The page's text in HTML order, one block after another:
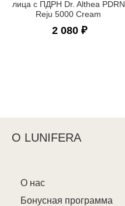
лица с ПДРН Dr. Althea PDRN
Reju 5000 Cream
2 080 ₽
О LUNIFERA
О нас
Бонусная программа